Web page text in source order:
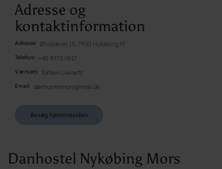
Adresse og
kontaktinformation
Adresse Øroddevej 15, 7900 Nykøbing M
Telefon +45 9772 0617
Vært(er) Torben Lawaetz
Email danhostelmors@mail.dk
Besøg hjemmesiden
Danhostel Nykøbing Mors